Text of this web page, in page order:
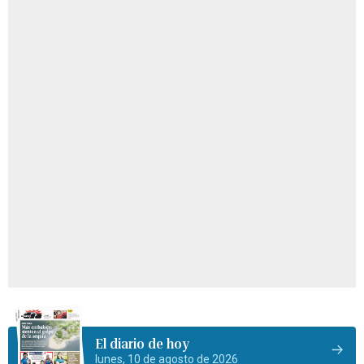
El diario de hoy
lunes, 10 de agosto de 2026